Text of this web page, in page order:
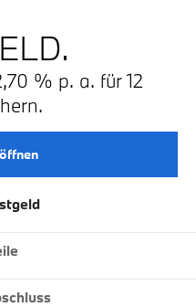
% p. a. für 12